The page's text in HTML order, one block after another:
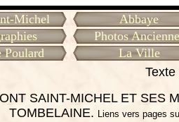
Michel
Abbaye
Photos
Poulard
La Ville
SAINT-MICHEL ET SES
TOMBELAINE. Liens vers pages